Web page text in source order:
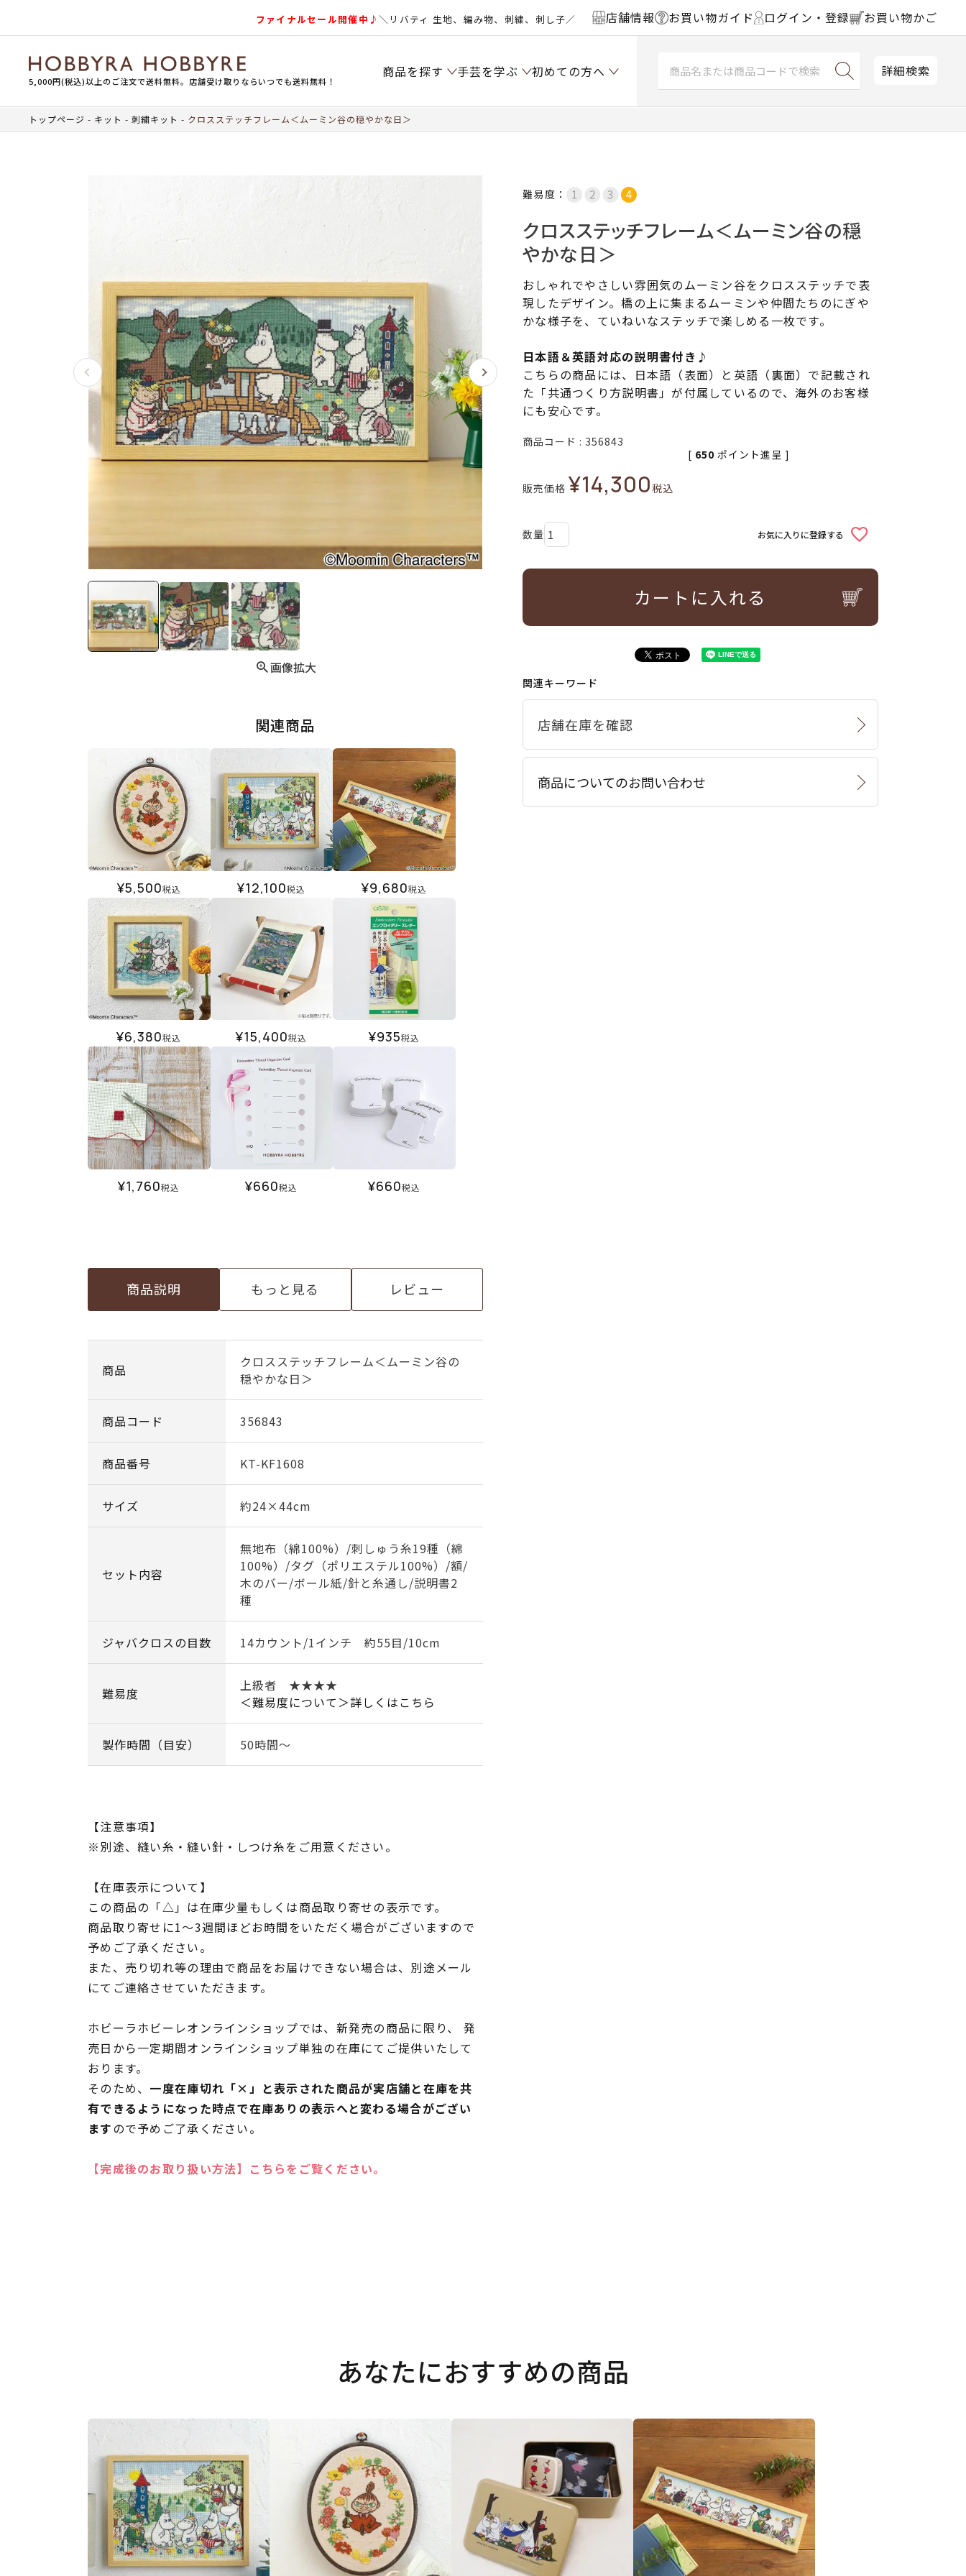
ファイナルセール開催中♪＼リバティ 生地、編み物、刺繍、刺し子／ 店舗情報 お買い物ガイド ログイン・登録 お買い物かご
5,000円(税込)以上のご注文で送料無料。店舗受け取りならいつでも送料無料！
商品を探す 手芸を学ぶ 初めての方へ 詳細検索
トップページ キット 刺繍キット クロスステッチフレーム＜ムーミン谷の穏やかな日＞
画像拡大
関連商品
¥5,500税込 ¥12,100税込 ¥9,680税込
¥6,380税込 ¥15,400税込 ¥935税込
¥1,760税込 ¥660税込 ¥660税込
商品説明 もっと見る レビュー
商品
クロスステッチフレーム＜ムーミン谷の
穏やかな日＞
商品コード 356843
商品番号 KT-KF1608
サイズ 約24×44cm
セット内容
無地布（綿100%）/刺しゅう糸19種（綿
100%）/タグ（ポリエステル100%）/額/
木のバー/ボール紙/針と糸通し/説明書2
種
ジャバクロスの目数 14カウント/1インチ 約55目/10cm
難易度
上級者 ★★★★
＜難易度について＞詳しくはこちら
製作時間（目安） 50時間～
【注意事項】
※別途、縫い糸・縫い針・しつけ糸をご用意ください。
【在庫表示について】
この商品の「△」は在庫少量もしくは商品取り寄せの表示です。
商品取り寄せに1～3週間ほどお時間をいただく場合がございますので
予めご了承ください。
また、売り切れ等の理由で商品をお届けできない場合は、別途メール
にてご連絡させていただきます。
ホビーラホビーレオンラインショップでは、新発売の商品に限り、 発
売日から一定期間オンラインショップ単独の在庫にてご提供いたして
おります。
そのため、 一度在庫切れ「×」と表示された商品が実店舗と在庫を共
有できるようになった時点で在庫ありの表示へと変わる場合がござい
ますので予めご了承ください。
【完成後のお取り扱い方法】こちらをご覧ください。
難易度：
クロスステッチフレーム＜ムーミン谷の穏
やかな日＞
おしゃれでやさしい雰囲気のムーミン谷をクロスステッチで表
現したデザイン。橋の上に集まるムーミンや仲間たちのにぎや
かな様子を、ていねいなステッチで楽しめる一枚です。
日本語＆英語対応の説明書付き♪
こちらの商品には、日本語（表面）と英語（裏面）で記載され
た「共通つくり方説明書」が付属しているので、海外のお客様
にも安心です。
商品コード 356843
販売価格 ¥14,300税込
[ 650 ポイント進呈 ]
お気に入りに登録する
カートに入れる
関連キーワード
商品についてのお問い合わせ
あなたにおすすめの商品